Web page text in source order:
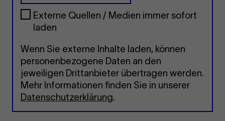
Externe Quellen / Medien immer sofort
laden
Wenn Sie externe Inhalte laden, können
personenbezogene Daten an den
jeweiligen Drittanbieter übertragen werden.
Mehr Informationen finden Sie in unserer
Datenschutzerklärung.